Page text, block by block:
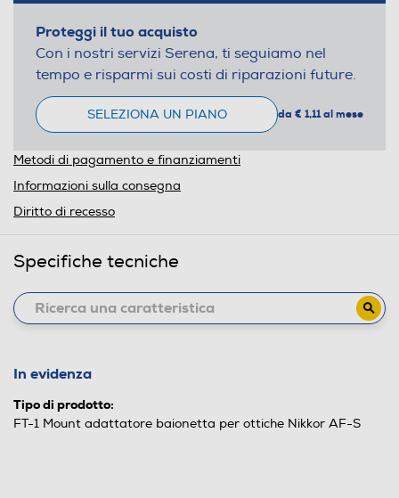
Proteggi il tuo acquisto
Con i nostri servizi Serena, ti seguiamo nel
tempo e risparmi sui costi di riparazioni future.
SELEZIONA UN PIANO da € 1,11 al mese
Metodi di pagamento e finanziamenti
Informazioni sulla consegna
Diritto di recesso
Specifiche tecniche
In evidenza
Tipo di prodotto:
FT-1 Mount adattatore baionetta per ottiche Nikkor AF-S